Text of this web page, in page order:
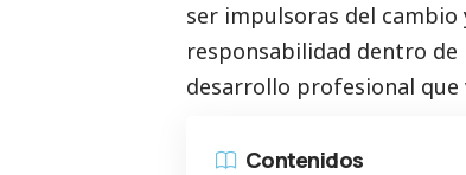
ser impulsoras del cambio
responsabilidad dentro
desarrollo profesional que
Contenidos